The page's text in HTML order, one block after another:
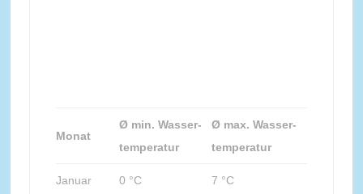
Monat
Ø min. Wasser-
temperatur
Ø max. Wasser-
temperatur
Januar 0 °C 7 °C